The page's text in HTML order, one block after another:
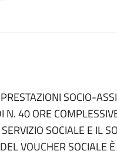
SOCIO-
40 ORE
SOCIALE E IL
VOUCHER SOCIALE